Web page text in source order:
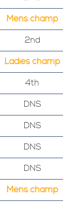
Mens champ
2nd
Ladies champ
4th
DNS
DNS
DNS
DNS
Mens champ